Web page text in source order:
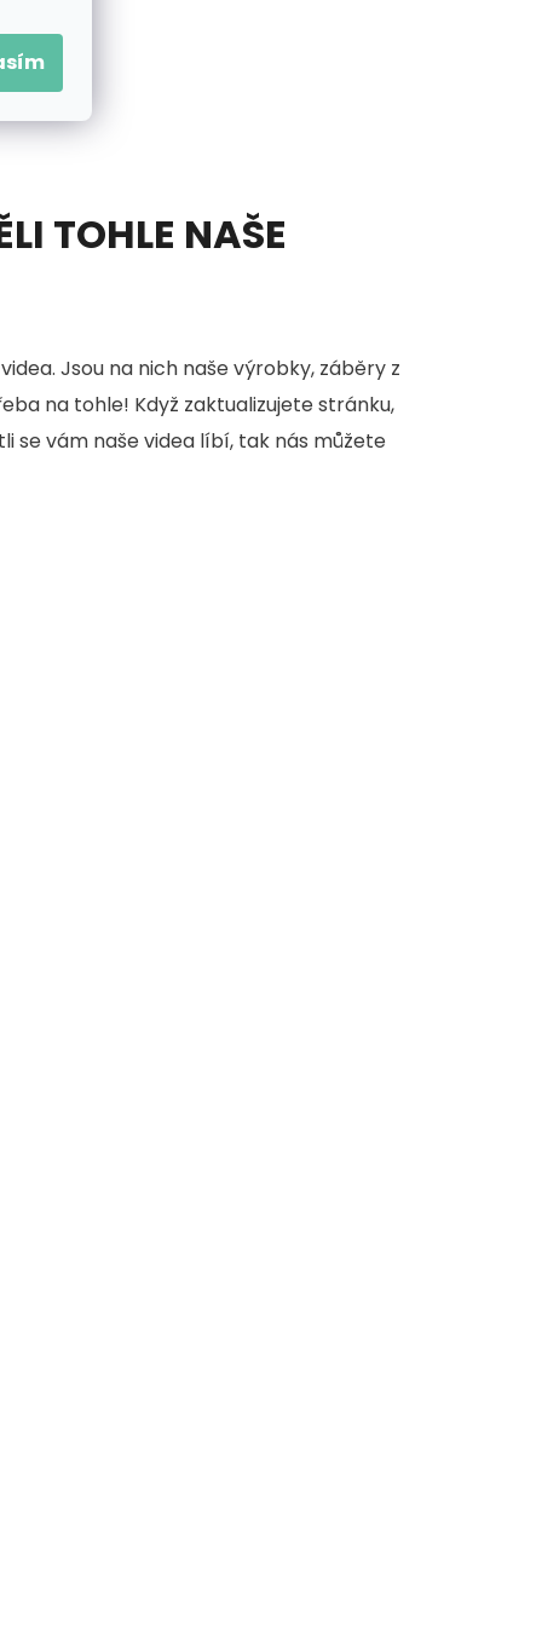
TOHLE NAŠE
Jsou na nich naše výrobky, záběry z
na tohle! Když zaktualizujete stránku,
se vám naše videa líbí, tak nás můžete